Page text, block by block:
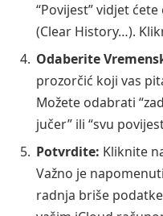
“Povijest” vidjet
(Clear History…).
Odaberite
prozorčić koji vas
Možete odabrati
jučer” ili “svu
Potvrdite: Kliknite
Važno je
radnja briše